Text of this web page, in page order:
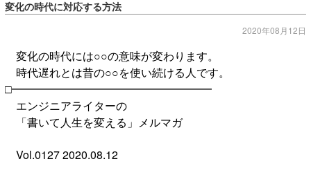
変化の時代に対応する方法
2020年08月12日
変化の時代には○○の意味が変わります。
時代遅れとは昔の○○を使い続ける人です。
□━━━━━━━━━━━━━━━━━━
エンジニアライターの
「書いて人生を変える」メルマガ
Vol.0127 2020.08.12